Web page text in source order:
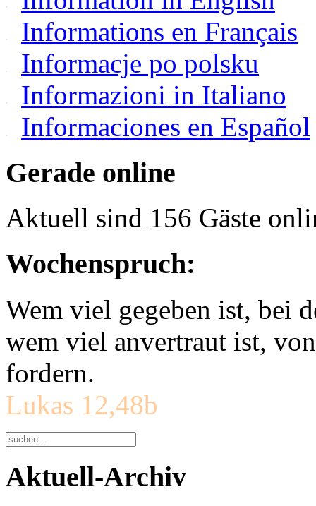
Informations en Français
Informacje po polsku
Informazioni in Italiano
Informaciones en Español
Gerade online
Aktuell sind 156 Gäste
Wochenspruch:
Wem viel gegeben ist, bei
wem viel anvertraut ist,
fordern.
Lukas 12,48b
Aktuell-Archiv